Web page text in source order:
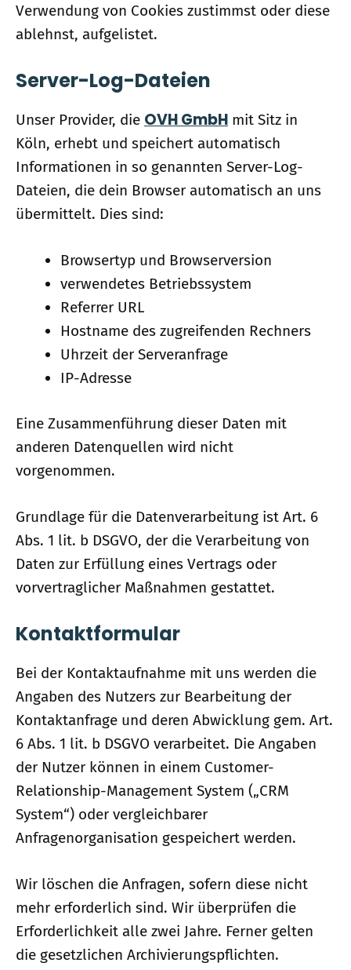
Verwendung von Cookies zustimmst oder diese
ablehnst, aufgelistet.
Server-Log-Dateien
Unser Provider, die OVH GmbH mit Sitz in
Köln, erhebt und speichert automatisch
Informationen in so genannten Server-Log-
Dateien, die dein Browser automatisch an uns
übermittelt. Dies sind:
Browsertyp und Browserversion
verwendetes Betriebssystem
Referrer URL
Hostname des zugreifenden Rechners
Uhrzeit der Serveranfrage
IP-Adresse
Eine Zusammenführung dieser Daten mit
anderen Datenquellen wird nicht
vorgenommen.
Grundlage für die Datenverarbeitung ist Art. 6
Abs. 1 lit. b DSGVO, der die Verarbeitung von
Daten zur Erfüllung eines Vertrags oder
vorvertraglicher Maßnahmen gestattet.
Kontaktformular
Bei der Kontaktaufnahme mit uns werden die
Angaben des Nutzers zur Bearbeitung der
Kontaktanfrage und deren Abwicklung gem. Art.
6 Abs. 1 lit. b DSGVO verarbeitet. Die Angaben
der Nutzer können in einem Customer-
Relationship-Management System („CRM
System“) oder vergleichbarer
Anfragenorganisation gespeichert werden.
Wir löschen die Anfragen, sofern diese nicht
mehr erforderlich sind. Wir überprüfen die
Erforderlichkeit alle zwei Jahre. Ferner gelten
die gesetzlichen Archivierungspflichten.